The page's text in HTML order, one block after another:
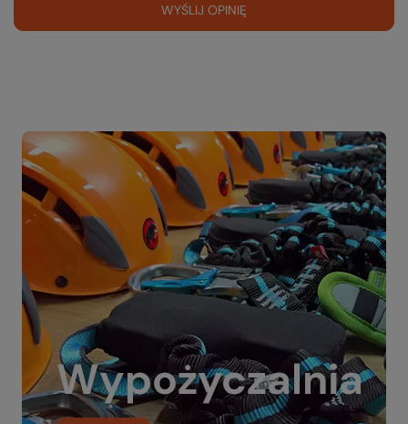
WYŚLIJ OPINIĘ